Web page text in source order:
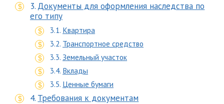
Документы для оформления наследства по
его типу
Квартира
Транспортное средство
Земельный участок
Вклады
Ценные бумаги
Требования к документам